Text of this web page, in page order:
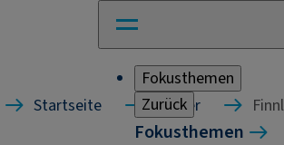
Fokusthemen
Zurück
Fokusthemen
Startseite Länder